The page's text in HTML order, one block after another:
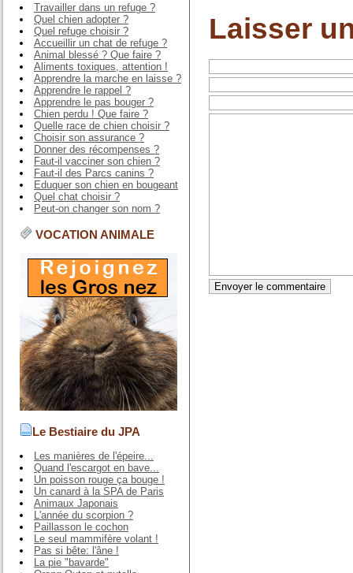
Travailler dans un refuge ?
Quel chien adopter ?
Quel refuge choisir ?
Accueillir un chat de refuge ?
Animal blessé ? Que faire ?
Aliments toxiques, attention !
Apprendre la marche en laisse ?
Apprendre le rappel ?
Apprendre le pas bouger ?
Chien perdu ! Que faire ?
Quelle race de chien choisir ?
Choisir son assurance ?
Donner des récompenses ?
Faut-il vacciner son chien ?
Faut-il des Parcs canins ?
Eduquer son chien en bougeant
Quel chat choisir ?
Peut-on changer son nom ?
VOCATION ANIMALE
Le Bestiaire du JPA
Les manières de l'épeire...
Quand l'escargot en bave...
Un poisson rouge ça bouge !
Un canard à la SPA de Paris
Animaux Japonais
L'année du scorpion ?
Paillasson le cochon
Le seul mammifère volant !
Pas si bête: l'âne !
La pie "bavarde"
Laisser